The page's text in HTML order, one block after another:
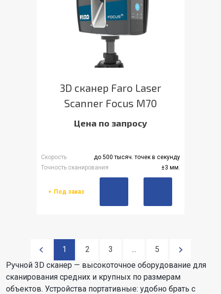
3D сканер Faro Laser
Scanner Focus M70
Цена по запросу
Скорость
до 500 тысяч. точек в секунду
Точность сканирования
±3 мм.
Под заказ
1 2 3 ...
5
Ручной 3D сканер — высокоточное оборудование для
сканирования средних и крупных по размерам
объектов. Устройства портативные: удобно брать с